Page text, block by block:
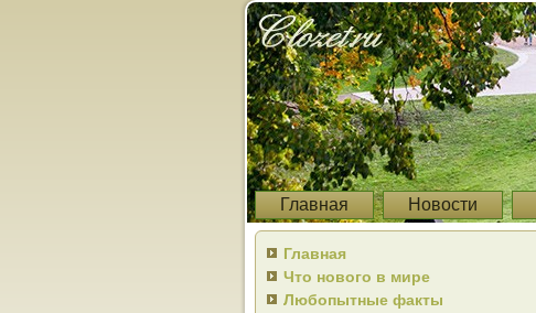
Главная Новости
Главная
Что нового в мире
Любопытные факты